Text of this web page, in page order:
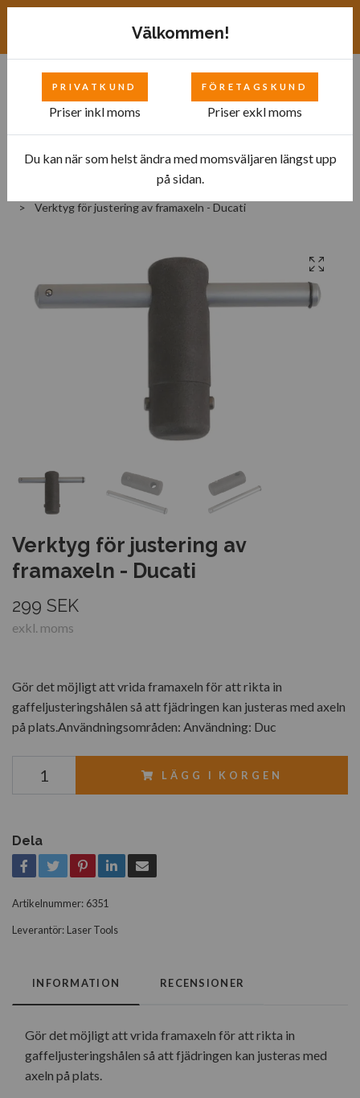
Tillbehör till motorcyklar
Verktyg för hjul och däck
Verktyg för justering av framaxeln - Ducati
Verktyg för justering av
framaxeln - Ducati
299 SEK
exkl. moms
Gör det möjligt att vrida framaxeln för att rikta in
gaffeljusteringshålen så att fjädringen kan justeras med axeln
på plats.Användningsområden: Användning: Duc
LÄGG I KORGEN
Dela
Artikelnummer: 6351
Leverantör: Laser Tools
INFORMATION RECENSIONER
Gör det möjligt att vrida framaxeln för att rikta in
gaffeljusteringshålen så att fjädringen kan justeras med
axeln på plats.
Välkommen!
PRIVATKUND
Priser inkl moms
FÖRETAGSKUND
Priser exkl moms
Du kan när som helst ändra med momsväljaren längst upp
på sidan.